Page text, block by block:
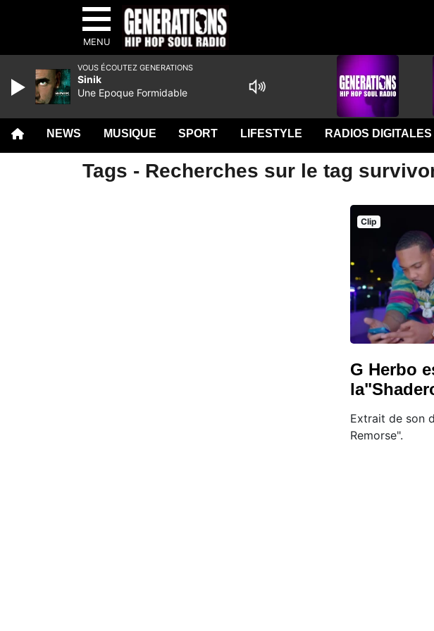
MENU
NEWS MUSIQUE SPORT LIFESTYLE RADIOS DIGITALES
Tags - Recherches sur le tag
Clip
G Herbo
Extrait de son
Remorse".
VOUS ÉCOUTEZ GENERATIONS
Sinik
Une Epoque Formidable